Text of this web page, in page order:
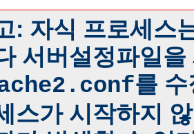
: 자식 프로세스
서버설정파일
를
스가 시작하지